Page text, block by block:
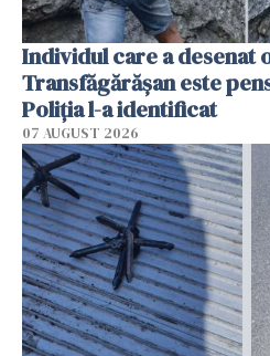
Individul care a desenat
Transfăgărășan este
Poliția l-a identificat
07 AUGUST 2026